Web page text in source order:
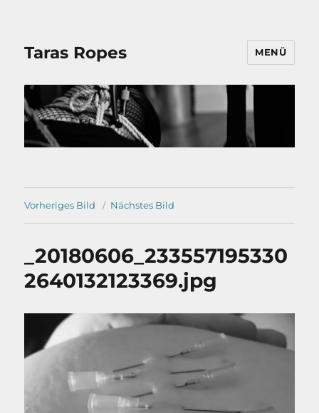
Taras Ropes MENÜ
Vorheriges Bild Nächstes Bild
_20180606_233557195330
2640132123369.jpg